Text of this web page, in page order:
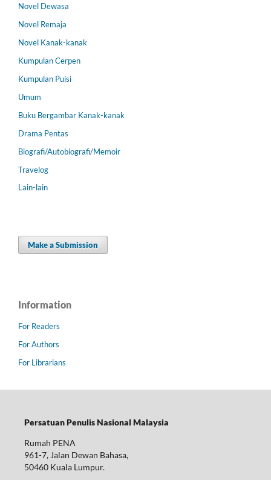
Novel Dewasa
Novel Remaja
Novel Kanak-kanak
Kumpulan Cerpen
Kumpulan Puisi
Umum
Buku Bergambar Kanak-kanak
Drama Pentas
Biografi/Autobiografi/Memoir
Travelog
Lain-lain
Make a Submission
Information
For Readers
For Authors
For Librarians
Persatuan Penulis Nasional Malaysia
Rumah PENA
961-7, Jalan Dewan Bahasa,
50460 Kuala Lumpur.